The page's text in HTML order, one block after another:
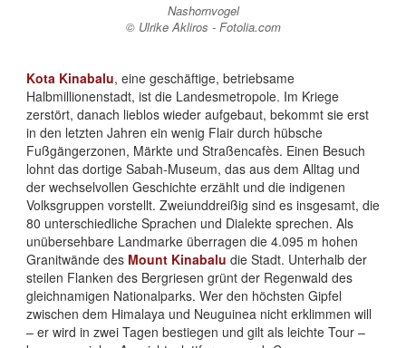
Nashornvogel
© Ulrike Akliros - Fotolia.com
Kota Kinabalu, eine geschäftige, betriebsame
Halbmillionenstadt, ist die Landesmetropole. Im Kriege
zerstört, danach lieblos wieder aufgebaut, bekommt sie erst
in den letzten Jahren ein wenig Flair durch hübsche
Fußgängerzonen, Märkte und Straßencafès. Einen Besuch
lohnt das dortige Sabah-Museum, das aus dem Alltag und
der wechselvollen Geschichte erzählt und die indigenen
Volksgruppen vorstellt. Zweiunddreißig sind es insgesamt, die
80 unterschiedliche Sprachen und Dialekte sprechen. Als
unübersehbare Landmarke überragen die 4.095 m hohen
Granitwände des Mount Kinabalu die Stadt. Unterhalb der
steilen Flanken des Bergriesen grünt der Regenwald des
gleichnamigen Nationalparks. Wer den höchsten Gipfel
zwischen dem Himalaya und Neuguinea nicht erklimmen will
– er wird in zwei Tagen bestiegen und gilt als leichte Tour –